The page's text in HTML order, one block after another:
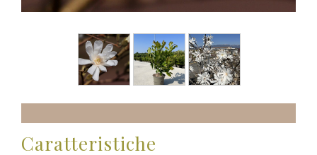
Caratteristiche